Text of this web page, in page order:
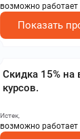
возможно работает
Показать
Скидка 15% на
курсов.
Истек,
возможно работает